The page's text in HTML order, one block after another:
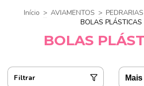
Início > AVIAMENTOS > PEDRARIAS
BOLAS PLÁSTICAS
BOLAS
Filtrar